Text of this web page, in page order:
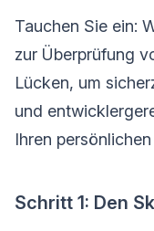
Tauchen Sie ein:
zur Überprüfung
Lücken, um
und
Ihren
Schritt 1: Den